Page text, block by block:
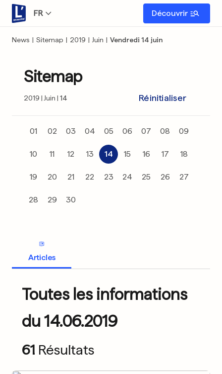
FR Découvrir
News | Sitemap | 2019 | Juin | Vendredi 14 juin
Sitemap
2019 Juin 14 Réinitialiser
01 02 03 04 05 06 07 08 09
10 11 12 13 14 15 16 17 18
19 20 21 22 23 24 25 26 27
28 29 30
Articles
Toutes les informations
du 14.06.2019
61 Résultats